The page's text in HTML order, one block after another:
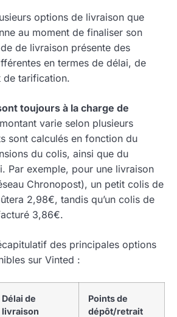
options de livraison que
au moment de finaliser son
de livraison présente des
en termes de délai, de
de tarification.
toujours à la charge de
varie selon plusieurs
sont calculés en fonction du
du colis, ainsi que du
Par exemple, pour une livraison
Chronopost), un petit colis de
2,98€, tandis qu’un colis de
3,86€.
des principales options
sur Vinted :
Délai de
livraison
Points de
dépôt/retrait